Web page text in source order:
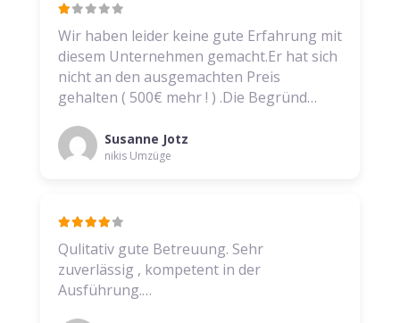
Wir haben leider keine gute Erfahrung mit
diesem Unternehmen gemacht.Er hat sich
nicht an den ausgemachten Preis
gehalten ( 500€ mehr ! ) .Die Begründ…
Susanne Jotz
nikis Umzüge
Qulitativ gute Betreuung. Sehr
zuverlässig , kompetent in der
Ausführung.…